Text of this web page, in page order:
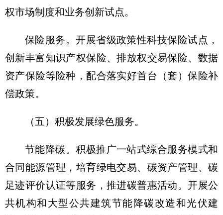
权市场制度和业务创新试点。
保险服务。开展省级政策性科技保险试点，
创新丰富知识产权保险、排放权交易保险、数据
资产保险等险种，配合落实好首台（套）保险补
偿政策。
（五）积极发展绿色服务。
节能降碳。积极推广一站式综合服务模式和
合同能源管理，培育绿电交易、碳资产管理、碳
足迹评价认证等服务，推进碳普惠活动。开展公
共机构和大型公共建筑节能降碳改造和光伏建